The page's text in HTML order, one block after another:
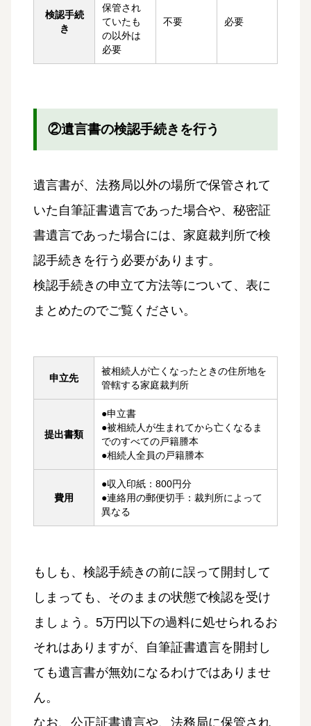
検認手続
き
保管され
ていたも
の以外は
必要
不要 必要
②遺言書の検認手続きを行う
遺言書が、法務局以外の場所で保管されて
いた自筆証書遺言であった場合や、秘密証
書遺言であった場合には、家庭裁判所で検
認手続きを行う必要があります。
検認手続きの申立て方法等について、表に
まとめたのでご覧ください。
申立先
被相続人が亡くなったときの住所地を
管轄する家庭裁判所
提出書類
●申立書
●被相続人が生まれてから亡くなるま
でのすべての戸籍謄本
●相続人全員の戸籍謄本
費用
●収入印紙：800円分
●連絡用の郵便切手：裁判所によって
異なる
もしも、検認手続きの前に誤って開封して
しまっても、そのままの状態で検認を受け
ましょう。5万円以下の過料に処せられるお
それはありますが、自筆証書遺言を開封し
ても遺言書が無効になるわけではありませ
ん。
なお、公正証書遺言や、法務局に保管され